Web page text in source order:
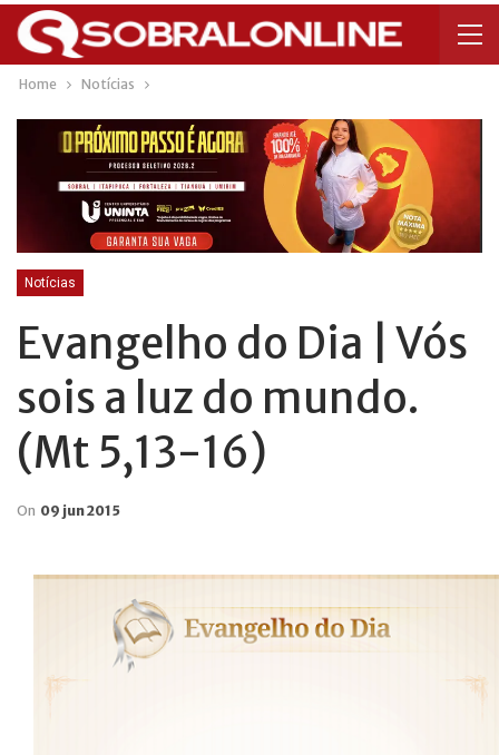
Home Notícias
Notícias
Evangelho do Dia | Vós
sois a luz do mundo.
(Mt 5,13-16)
On 09 jun 2015